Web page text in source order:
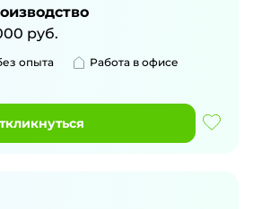
руб.
опыта
Работа в офисе